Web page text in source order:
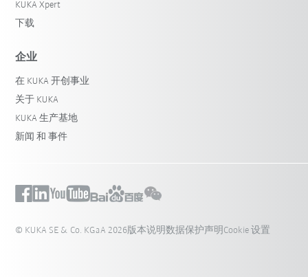
KUKA Xpert
下载
企业
在 KUKA 开创事业
关于 KUKA
KUKA 生产基地
新闻 和 事件
© KUKA SE & Co. KGaA 2026版本说明数据保护声明 Cookie 设置